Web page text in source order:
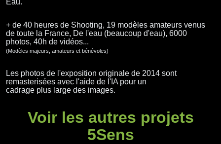
Eau.
+ de 40 heures de Shooting, 19 modèles amateurs venus
de toute la France, De l'eau (beaucoup d'eau), 6000
photos, 40h de vidéos...
(Modèles majeurs, amateurs et bénévoles)
Les photos de l'exposition originale de 2014 sont
remasterisées avec l'aide de l'IA pour un
cadrage plus large des images.
Voir les autres projets
5Sens